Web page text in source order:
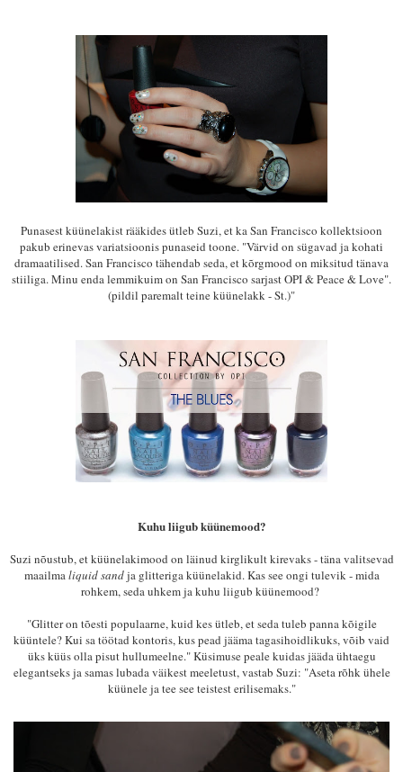
Punasest küünelakist rääkides ütleb Suzi, et kaSan Francisco kollektsioon
pakub erinevas variatsioonis punaseid toone. "Värvid on sügavad ja kohati
dramaatilised. San Francisco tähendab seda, et kõrgmood on miksitud tänava
stiiliga. Minu enda lemmikuim on San Francisco sarjast OPI & Peace & Love".
(pildil paremalt teine küünelakk - St.)"
Kuhu liigub küünemood?
Suzi nõustub, et küünelakimood on läinud kirglikult kirevaks - täna valitsevad
maailmaliquid sandja glitteriga küünelakid. Kas see ongi tulevik - mida
rohkem, seda uhkem ja kuhu liigub küünemood?
"Glitter on tõesti populaarne, kuid kes ütleb, et seda tuleb panna kõigile
küüntele? Kui sa töötad kontoris, kus pead jääma tagasihoidlikuks, võib vaid
üks küüs olla pisut hullumeelne." Küsimuse peale kuidas jääda ühtaegu
elegantseks ja samas lubada väikest meeletust, vastab Suzi: "Aseta rõhk ühele
küünele ja tee see teistest erilisemaks."